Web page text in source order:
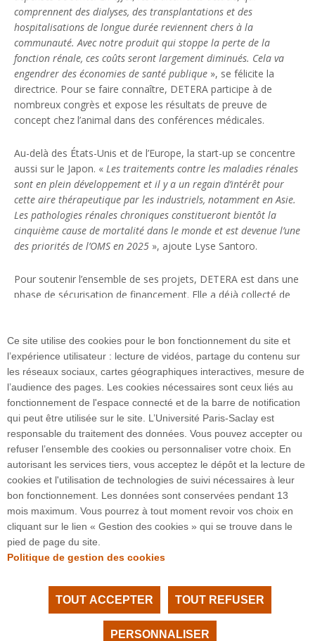
comprennent des dialyses, des transplantations et des
hospitalisations de longue durée reviennent chers à la
communauté. Avec notre produit qui stoppe la perte de la
fonction rénale, ces coûts seront largement diminués. Cela va
engendrer des économies de santé publique », se félicite la
directrice. Pour se faire connaître, DETERA participe à de
nombreux congrès et expose les résultats de preuve de
concept chez l’animal dans des conférences médicales.
Au-delà des États-Unis et de l’Europe, la start-up se concentre
aussi sur le Japon. « Les traitements contre les maladies rénales
sont en plein développement et il y a un regain d’intérêt pour
cette aire thérapeutique par les industriels, notamment en Asie.
Les pathologies rénales chroniques constitueront bientôt la
cinquième cause de mortalité dans le monde et est devenue l’une
des priorités de l’OMS en 2025 », ajoute Lyse Santoro.
Pour soutenir l’ensemble de ses projets, DETERA est dans une
phase de sécurisation de financement. Elle a déjà collecté de
le candidat-médicament jusqu’à l’étude de phase I chez l’être
humain.
3 rue Joliot Curie
Bâtiment Bréguet
91190 Gif-sur-Yvette
Plan du site
Tous droits réservés Université Paris-Saclay
Accessibilité :partiellement conforme
Ce site utilise des cookies pour le bon fonctionnement du site et
l’expérience utilisateur : lecture de vidéos, partage du contenu sur
les réseaux sociaux, cartes géographiques interactives, mesure de
l’audience des pages. Les cookies nécessaires sont ceux liés au
fonctionnement de l'espace connecté et de la barre de notification
qui peut être utilisée sur le site. L’Université Paris-Saclay est
responsable du traitement des données. Vous pouvez accepter ou
refuser l’ensemble des cookies ou personnaliser votre choix. En
autorisant les services tiers, vous acceptez le dépôt et la lecture de
cookies et l'utilisation de technologies de suivi nécessaires à leur
bon fonctionnement. Les données sont conservées pendant 13
mois maximum. Vous pourrez à tout moment revoir vos choix en
cliquant sur le lien « Gestion des cookies » qui se trouve dans le
pied de page du site.
Politique de gestion des cookies
TOUT ACCEPTER TOUT REFUSER
PERSONNALISER